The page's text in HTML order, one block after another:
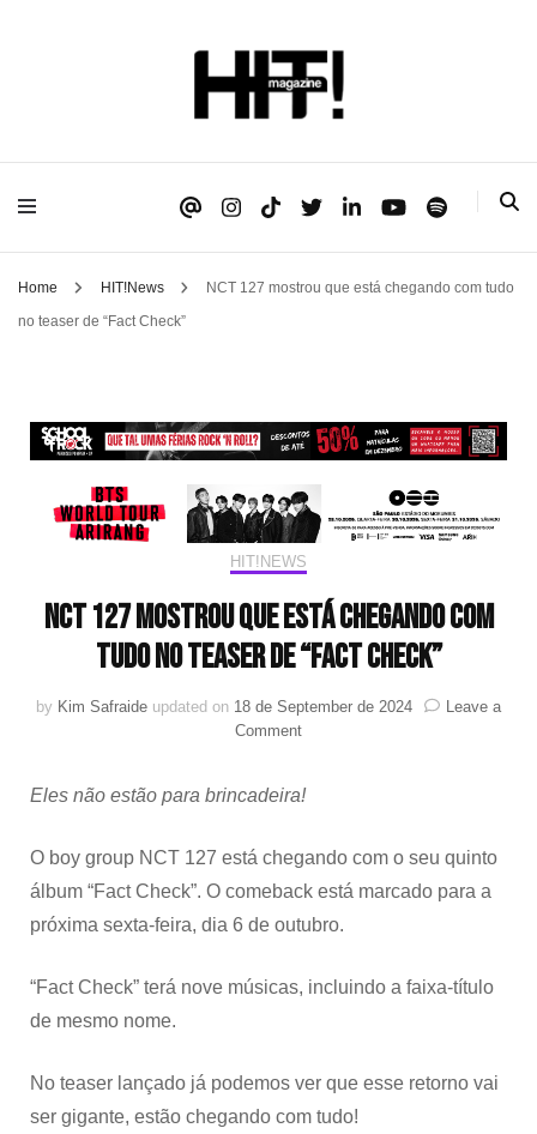
HIT!Magazine
Home HIT!News
NCT 127 mostrou que está chegando com tudo
no teaser de “Fact Check”
HIT!NEWS
NCT 127 mostrou que está chegando com
tudo no teaser de “Fact Check”
by Kim Safraide updated on 18 de September de 2024
Leave a
Commenton
mostrou
chegando
com
tudo
de
Eles não estão para brincadeira!
O boy group NCT 127 está chegando com o seu quinto
álbum “Fact Check”. O comeback está marcado para a
próxima sexta-feira, dia 6 de outubro.
“Fact Check” terá nove músicas, incluindo a faixa-título
de mesmo nome.
No teaser lançado já podemos ver que esse retorno vai
ser gigante, estão chegando com tudo!